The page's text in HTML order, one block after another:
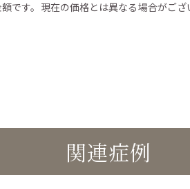
す。現在の価格とは異なる場合がござ
関連症例